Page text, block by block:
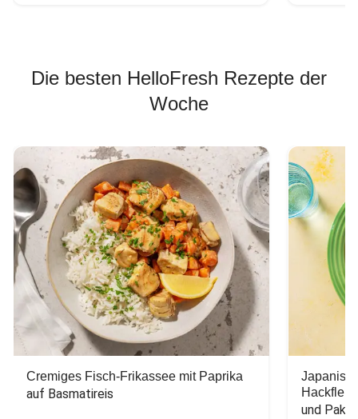
Die besten HelloFresh Rezepte der
Woche
Cremiges Fisch-Frikassee mit Paprika
auf Basmatireis
und Pak